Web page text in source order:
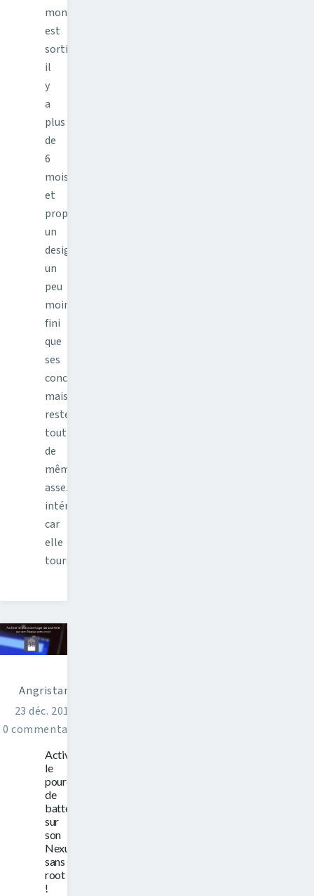
montre
est
sortie
il
y
a
plus
de
6
mois
et
propose
un
design
un
peu
moins
fini
que
ses
concurrentes
mais
reste
tout
de
même
assez
intéressante,
car
elle
tourne…
Angristan
23 déc. 2014
0 commentaires
Activer
le
pourcentage
de
batterie
sur
son
Nexus
sans
root
!